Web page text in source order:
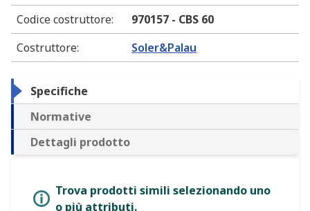
Codice costruttore:
970157 - CBS 60
Costruttore: Soler&Palau
Specifiche
Normative
Dettagli prodotto
Trova prodotti simili selezionando uno
o più attributi.